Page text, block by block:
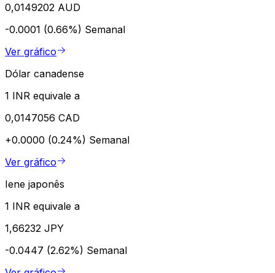
0,0149202 AUD
-0.0001 (0.66%) Semanal
Ver gráfico
Dólar canadense
1 INR equivale a
0,0147056 CAD
+0.0000 (0.24%) Semanal
Ver gráfico
Iene japonês
1 INR equivale a
1,66232 JPY
-0.0447 (2.62%) Semanal